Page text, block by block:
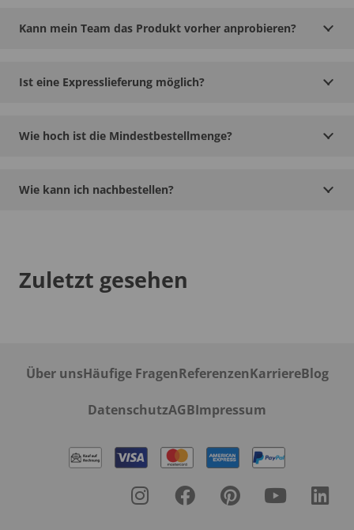
Kann mein Team das Produkt vorher anprobieren?
Ist eine Expresslieferung möglich?
Wie hoch ist die Mindestbestellmenge?
Wie kann ich nachbestellen?
Zuletzt gesehen
Über unsHäufige FragenReferenzenKarriereBlog
DatenschutzAGBImpressum